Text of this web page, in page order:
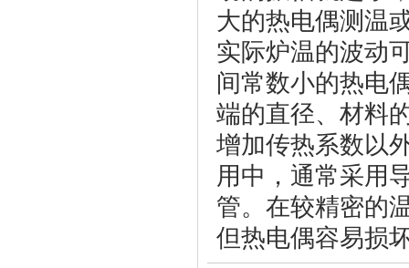
大的热电偶测温
实际炉温的波动
间常数小的热电
端的直径、材料
增加传热系数以
用中，通常采用
管。在较精密的
但热电偶容易损